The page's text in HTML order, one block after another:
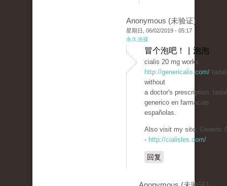
Anonymous (未验证)
星期日, 06/02/2019 - 05:17
永久连接
冒个泡吧！ | 泡泡
cialis 20 mg works
http://genericalis.com/
without
a doctor's prescription.
generico en farmacias
españolas.
Also visit my site; Generic
- http://cialisles.com/
回复